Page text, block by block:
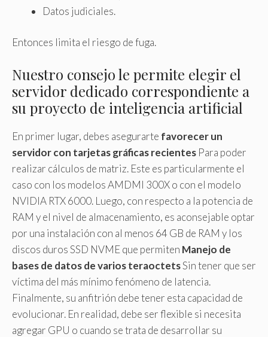
Datos judiciales.
Entonces limita el riesgo de fuga.
Nuestro consejo le permite elegir el
servidor dedicado correspondiente a
su proyecto de inteligencia artificial
En primer lugar, debes asegurarte favorecer un
servidor con tarjetas gráficas recientes Para poder
realizar cálculos de matriz. Este es particularmente el
caso con los modelos AMDMI 300X o con el modelo
NVIDIA RTX 6000. Luego, con respecto a la potencia de
RAM y el nivel de almacenamiento, es aconsejable optar
por una instalación con al menos 64 GB de RAM y los
discos duros SSD NVME que permiten Manejo de
bases de datos de varios teraoctetsSin tener que ser
víctima del más mínimo fenómeno de latencia.
Finalmente, su anfitrión debe tener esta capacidad de
evolucionar. En realidad, debe ser flexible si necesita
agregar GPU o cuando se trata de desarrollar su